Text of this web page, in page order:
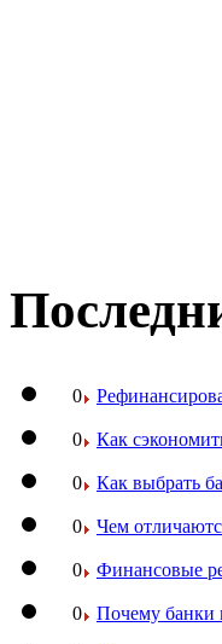
0
0 Как
0 Как выбрать
0 Чем
0 Финансовые
0 Почему банки